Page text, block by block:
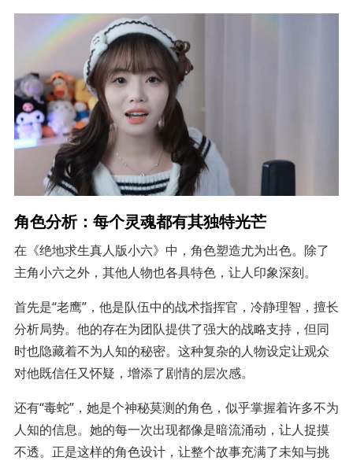
角色分析：每个灵魂都有其独特光芒
在《绝地求生真人版小六》中，角色塑造尤为出色。除了
主角小六之外，其他人物也各具特色，让人印象深刻。
首先是“老鹰”，他是队伍中的战术指挥官，冷静理智，擅长
分析局势。他的存在为团队提供了强大的战略支持，但同
时也隐藏着不为人知的秘密。这种复杂的人物设定让观众
对他既信任又怀疑，增添了剧情的层次感。
还有“毒蛇”，她是个神秘莫测的角色，似乎掌握着许多不为
人知的信息。她的每一次出现都像是暗流涌动，让人捉摸
不透。正是这样的角色设计，让整个故事充满了未知与挑